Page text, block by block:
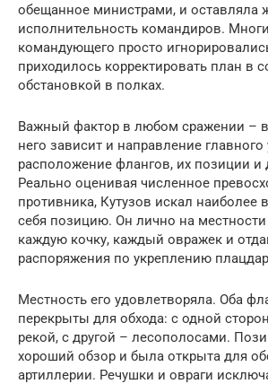
обещанное министрами, и оставляла
исполнительность командиров.
командующего просто
приходилось корректировать план в
обстановкой в полках.
Важный фактор в любом сражении –
него зависит и направление главного
расположение флангов, их позиции и
Реально оценивая численное
противника, Кутузов искал наиболее
себя позицию. Он лично на
каждую кочку, каждый овражек и
распоряжения по укреплению
Местность его удовлетворяла. Оба
перекрыты для обхода: с одной
рекой, с другой – лесополосами.
хороший обзор и была открыта для
артиллерии. Речушки и овраги